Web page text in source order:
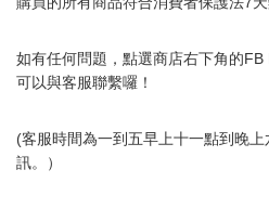
如有任何問題，點選商店右下角的
可以與客服聯繫囉！
(客服時間為一到五早上十一點到晚
訊。）